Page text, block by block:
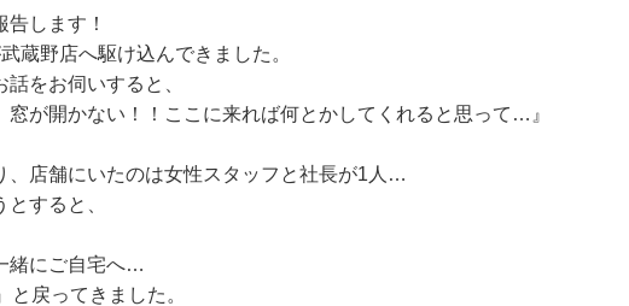
します！
蔵野店へ駆け込んできました。
をお伺いすると、
窓が開かない！！ここに来れば何とかしてくれると思って…』
、店舗にいたのは女性スタッフと社長が1人…
すると、
緒にご自宅へ…
戻ってきました。